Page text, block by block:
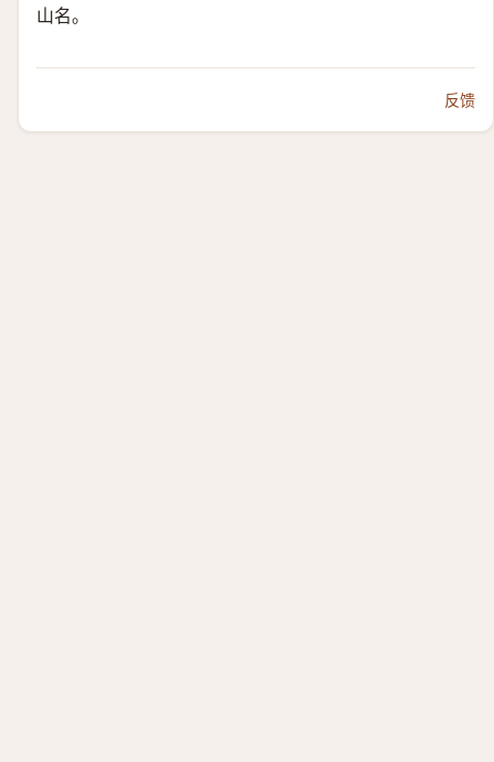
山名。
反馈